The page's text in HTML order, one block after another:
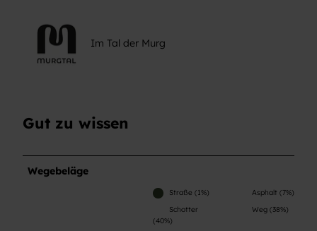
Im Tal der Murg
Gut zu wissen
Wegebeläge
Straße (1%)
Asphalt (7%)
Schotter
(40%)
Weg (38%)